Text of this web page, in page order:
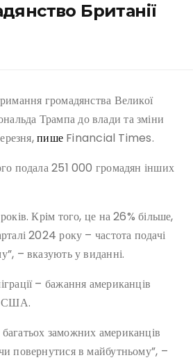
Британії
громадянства Великої
Трампа до влади та зміни
пише Financial Times.
подала 251 000 громадян інших
Крім того, це на 26% більше,
2024 року – частота подачі
– вказують у виданні.
– бажання американців
США.
заможних американців
повернутися в майбутньому”, –